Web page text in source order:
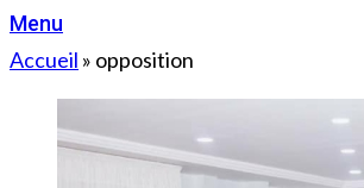
Menu
Accueil » opposition